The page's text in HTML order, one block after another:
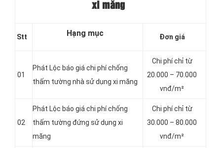
xi măng
Stt Hạng mục Đơn giá
01
Phát Lộc báo giá chi phí chống
thấm tường nhà sử dụng xi măng
Chi phí chỉ từ
20.000 – 70.000
vnđ/m²
02
Phát Lộc báo giá chi phí chống
thấm tường đứng sử dụng xi
măng
Chi phí chỉ từ
30.000 – 80.000
vnđ/m²